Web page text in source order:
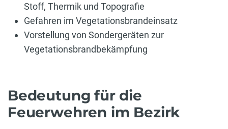
Stoff, Thermik und Topografie
Gefahren im Vegetationsbrandeinsatz
Vorstellung von Sondergeräten zur
Vegetationsbrandbekämpfung
Bedeutung für die
Feuerwehren im Bezirk